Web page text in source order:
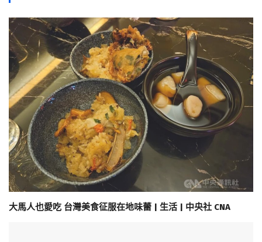
大馬人也愛吃 台灣美食征服在地味蕾 | 生活 | 中央社 CNA